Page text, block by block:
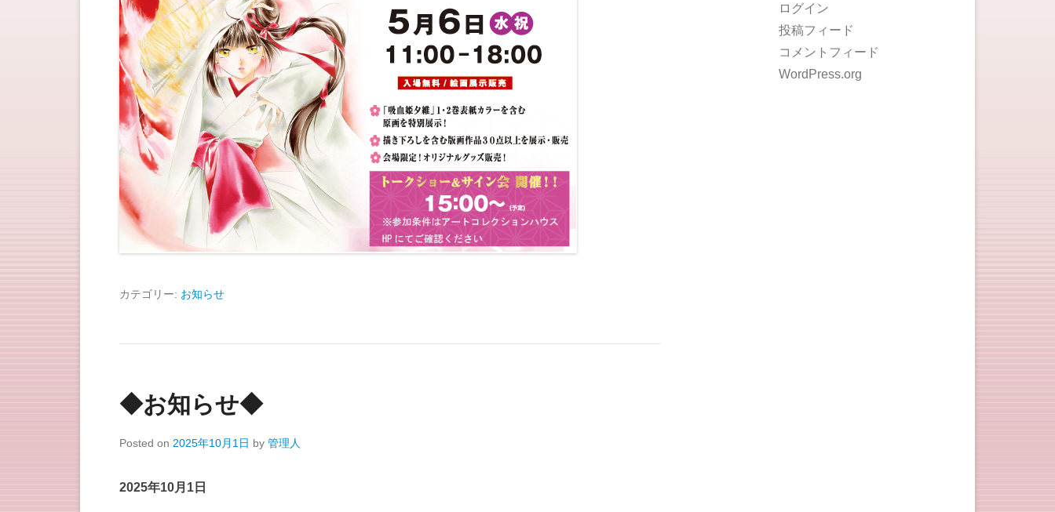
カテゴリー: お知らせ
◆お知らせ◆
Posted on 2025年10月1日 by 管理人
2025年10月1日
ログイン
投稿フィード
コメントフィード
WordPress.org